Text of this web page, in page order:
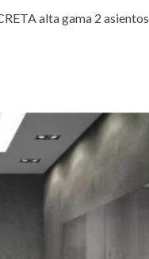
alta gama 2 asientos